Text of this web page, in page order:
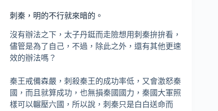
刺秦，明的不行就來暗的。
沒有辦法之下，太子丹鋌而走險想用刺秦拚拚看，
儘管是為了自己，不過，除此之外，還有其他更速
效的辦法嗎？
秦王戒備森嚴，刺殺秦王的成功率低，又會激怒秦
國，而且就算成功，也無損秦國國力，秦國大軍照
樣可以輾壓六國，所以說，刺秦只是白白送命而